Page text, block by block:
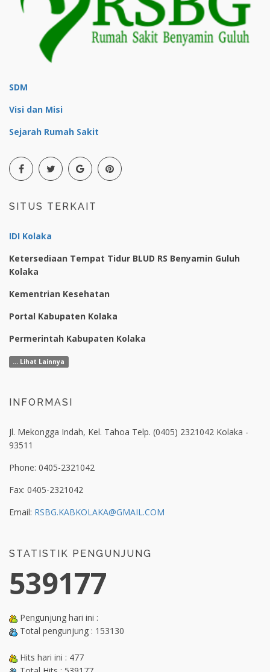
SDM
Visi dan Misi
Sejarah Rumah Sakit
SITUS TERKAIT
IDI Kolaka
Ketersediaan Tempat Tidur BLUD RS Benyamin Guluh
Kolaka
Kementrian Kesehatan
Portal Kabupaten Kolaka
Permerintah Kabupaten Kolaka
... Lihat Lainnya
INFORMASI
Jl. Mekongga Indah, Kel. Tahoa Telp. (0405) 2321042 Kolaka -
93511
Phone: 0405-2321042
Fax: 0405-2321042
Email: RSBG.KABKOLAKA@GMAIL.COM
STATISTIK PENGUNJUNG
539177
Pengunjung hari ini :
Total pengunjung : 153130
Hits hari ini : 477